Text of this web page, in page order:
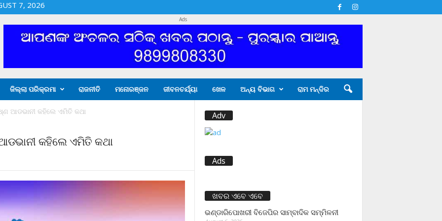
7, 2026
Ads
ଜିଲ୍ଲା ପରିକ୍ରମା ରାଜନୀତି ମନୋରଞ୍ଜନ ଜୀବନଚର୍ଯ୍ୟା ଖେଳ ଅନ୍ୟ ବିଭାଗ ରାମ ମନ୍ଦିର
ଆଡଭାନୀ କହିଲେ ଏମିତି କଥା
କହିଲେ ଏମିତି କଥା
Adv
Ads
ଖବର ଏବେ ଏବେ
ଭଣ୍ଡାରିପୋଖରୀ ବିଜେପିର ସାମ୍ବାଦିକ ସମ୍ମିଳନୀ